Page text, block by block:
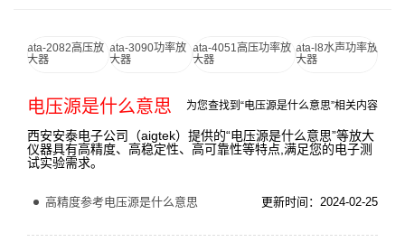
ata-2082高压放
大器
ata-3090功率放
大器
ata-4051高压功率放
大器
ata-l8水声功率放
大器
电压源是什么意思 为您查找到“电压源是什么意思”相关内容
西安安泰电子公司（aigtek）提供的“电压源是什么意思”等放大
仪器具有高精度、高稳定性、高可靠性等特点,满足您的电子测
试实验需求。
高精度参考电压源是什么意思 更新时间：2024-02-25